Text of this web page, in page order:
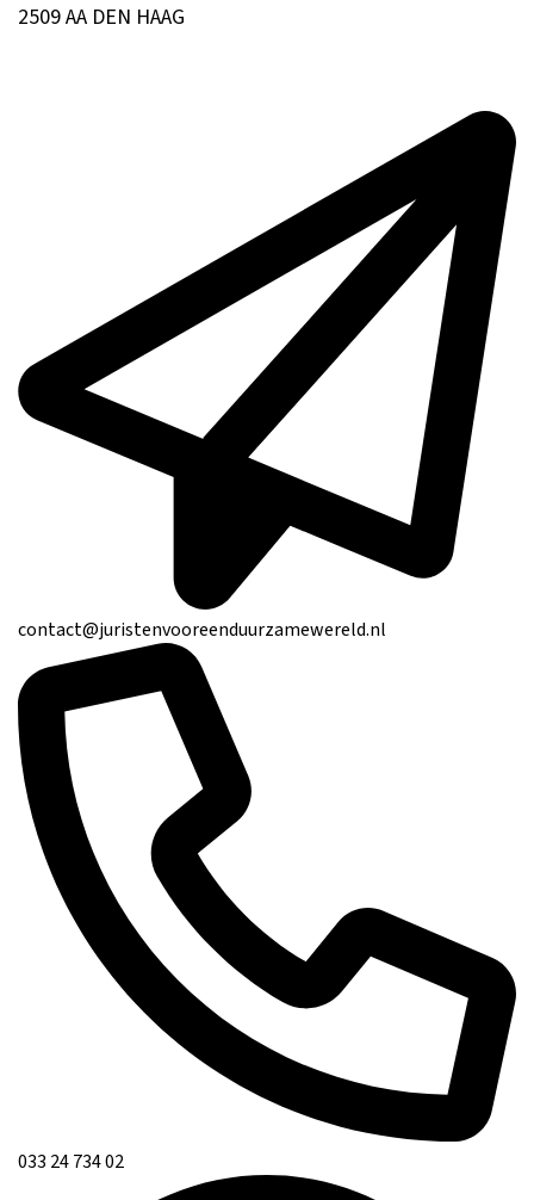
2509 AA DEN HAAG
contact@juristenvooreenduurzamewereld.nl
033 24 734 02